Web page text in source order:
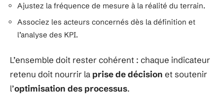
Ajustez la fréquence de mesure à la réalité du terrain.
Associez les acteurs concernés dès la définition et
l’analyse des KPI.
L’ensemble doit rester cohérent : chaque indicateur
retenu doit nourrir la prise de décision et soutenir
l’optimisation des processus.